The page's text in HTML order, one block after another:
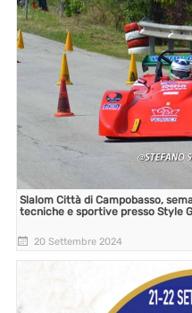
Slalom Città di Campobasso,
tecniche e sportive presso Style
20 Settembre 2024